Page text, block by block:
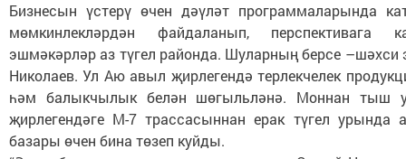
Бизнесын үстерү өчен дәүләт программаларында
мөмкинлекләрдән файдаланып, перспективага
эшмәкәрләр аз түгел районда. Шуларның берсе –шәхси
Николаев. Ул Аю авыл җирлегендә терлекчелек
һәм балыкчылык белән шөгыльләнә. Моннан тыш
җирлегендәге М-7 трассасыннан ерак түгел урында
базары өчен бина төзеп куйды.